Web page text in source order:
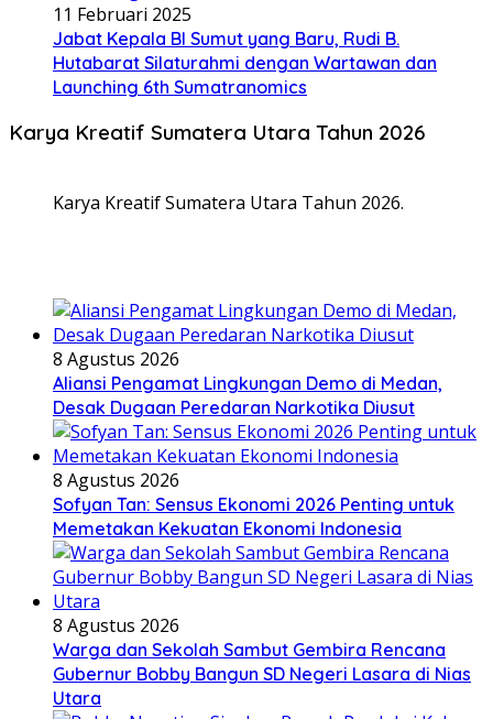
11 Februari 2025
Jabat Kepala BI Sumut yang Baru, Rudi B.
Hutabarat Silaturahmi dengan Wartawan dan
Launching 6th Sumatranomics
Karya Kreatif Sumatera Utara Tahun 2026
Karya Kreatif Sumatera Utara Tahun 2026.
8 Agustus 2026
Aliansi Pengamat Lingkungan Demo di Medan,
Desak Dugaan Peredaran Narkotika Diusut
8 Agustus 2026
Sofyan Tan: Sensus Ekonomi 2026 Penting untuk
Memetakan Kekuatan Ekonomi Indonesia
8 Agustus 2026
Warga dan Sekolah Sambut Gembira Rencana
Gubernur Bobby Bangun SD Negeri Lasara di Nias
Utara